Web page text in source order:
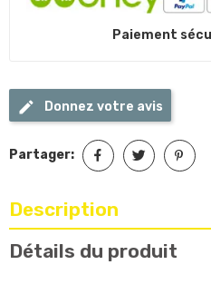
Paiement
Donnez votre avis
Partager:
Description
Détails du produit